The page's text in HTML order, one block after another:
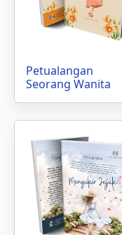
Petualangan
Seorang Wanita